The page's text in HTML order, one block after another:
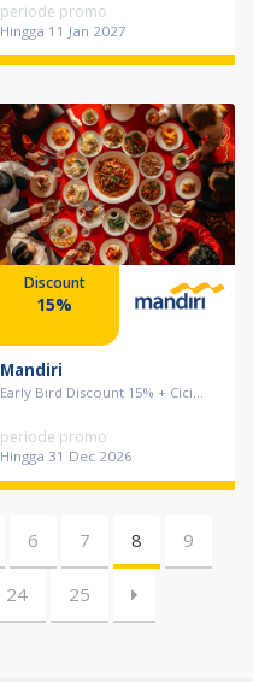
periode promo
Hingga 11 Jan 2027
Discount
15%
Mandiri
Early Bird Discount 15% + Cici...
periode promo
Hingga 31 Dec 2026
6 7 8 9
24 25